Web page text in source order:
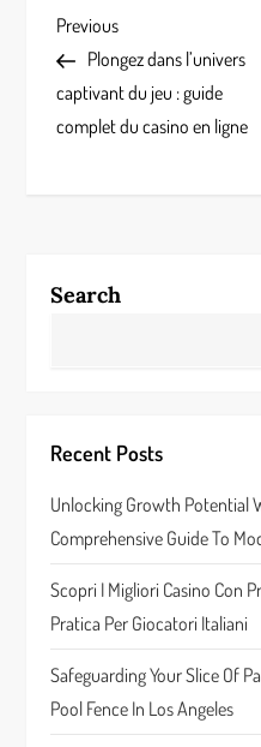
P
o
s
a
g
a
t
i
o
n
Previous
Post
Previous
Plongez dans l’univers
captivant du jeu : guide
complet du casino en ligne
Search
Recent Posts
Unlocking Growth Potential
Comprehensive Guide To
Scopri I Migliori Casino Con
Pratica Per Giocatori Italiani
Safeguarding Your Slice Of
Pool Fence In Los Angeles